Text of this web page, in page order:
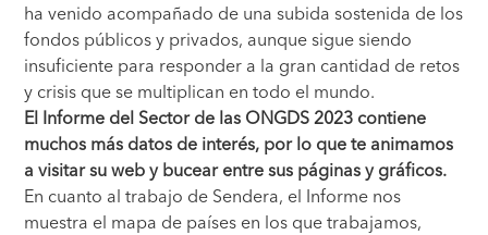
ha venido acompañado de una subida sostenida de los
fondos públicos y privados, aunque sigue siendo
insuficiente para responder a la gran cantidad de retos
y crisis que se multiplican en todo el mundo.
El Informe del Sector de las ONGDS 2023 contiene
muchos más datos de interés, por lo que te animamos
a visitar su web y bucear entre sus páginas y gráficos.
En cuanto al trabajo de Sendera, el Informe nos
muestra el mapa de países en los que trabajamos,